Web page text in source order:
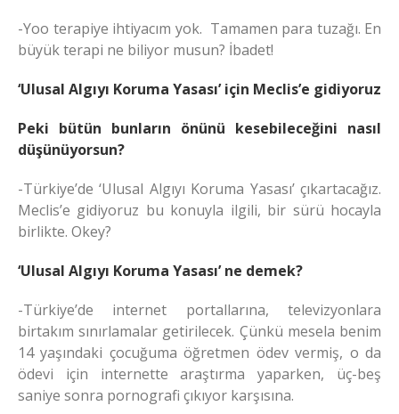
-Yoo terapiye ihtiyacım yok. Tamamen para tuzağı. En
büyük terapi ne biliyor musun? İbadet!
‘Ulusal Algıyı Koruma Yasası’ için Meclis’e gidiyoruz
Peki bütün bunların önünü kesebileceğini nasıl
düşünüyorsun?
-Türkiye’de ‘Ulusal Algıyı Koruma Yasası’ çıkartacağız.
Meclis’e gidiyoruz bu konuyla ilgili, bir sürü hocayla
birlikte. Okey?
‘Ulusal Algıyı Koruma Yasası’ ne demek?
-Türkiye’de internet portallarına, televizyonlara
birtakım sınırlamalar getirilecek. Çünkü mesela benim
14 yaşındaki çocuğuma öğretmen ödev vermiş, o da
ödevi için internette araştırma yaparken, üç-beş
saniye sonra pornografi çıkıyor karşısına.